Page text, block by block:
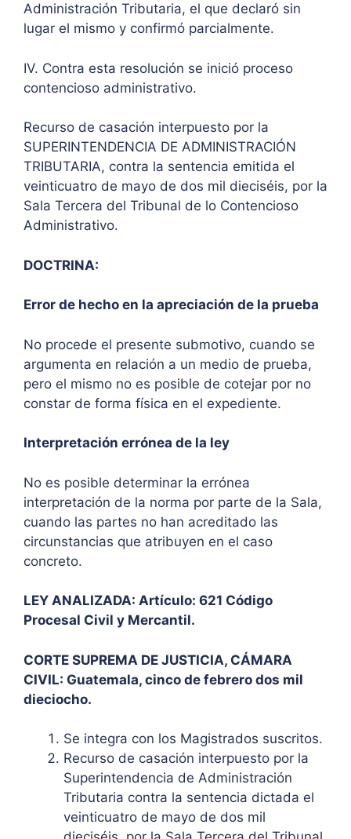
Administración Tributaria, el que declaró sin
lugar el mismo y confirmó parcialmente.
IV. Contra esta resolución se inició proceso
contencioso administrativo.
Recurso de casación interpuesto por la
SUPERINTENDENCIA DE ADMINISTRACIÓN
TRIBUTARIA, contra la sentencia emitida el
veinticuatro de mayo de dos mil dieciséis, por la
Sala Tercera del Tribunal de lo Contencioso
Administrativo.
DOCTRINA:
Error de hecho en la apreciación de la prueba
No procede el presente submotivo, cuando se
argumenta en relación a un medio de prueba,
pero el mismo no es posible de cotejar por no
constar de forma física en el expediente.
Interpretación errónea de la ley
No es posible determinar la errónea
interpretación de la norma por parte de la Sala,
cuando las partes no han acreditado las
circunstancias que atribuyen en el caso
concreto.
LEY ANALIZADA: Artículo: 621 Código
Procesal Civil y Mercantil.
CORTE SUPREMA DE JUSTICIA, CÁMARA
CIVIL: Guatemala, cinco de febrero dos mil
dieciocho.
Se integra con los Magistrados suscritos.
Recurso de casación interpuesto por la
Superintendencia de Administración
Tributaria contra la sentencia dictada el
veinticuatro de mayo de dos mil